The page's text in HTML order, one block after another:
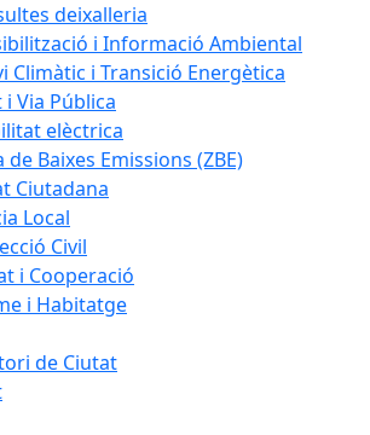
deixalleria
i Informació Ambiental
Climàtic i Transició Energètica
Via Pública
elèctrica
de Baixes Emissions (ZBE)
Ciutadana
Local
Civil
i Cooperació
i Habitatge
de Ciutat